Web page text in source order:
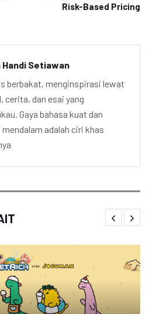
Risk-Based Pricing
Handi Setiawan
berbakat, menginspirasi lewat
cerita, dan esai yang
Gaya bahasa kuat dan
adalah ciri khas